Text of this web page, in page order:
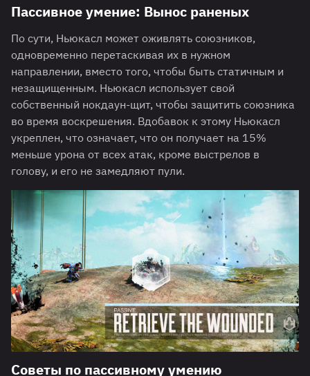
Пассивное умение: Вынос раненых
По сути, Ньюкасл может оживлять союзников,
одновременно перетаскивая их в нужном
направлении, вместо того, чтобы быть статичным и
незащищенным. Ньюкасл использует свой
собственный нокдаун-щит, чтобы защитить союзника
во время воскрешения. Вдобавок к этому Ньюкасл
укреплен, что означает, что он получает на 15%
меньше урона от всех атак, кроме выстрелов в
голову, и его не замедляют пули.
Советы по пассивному умению